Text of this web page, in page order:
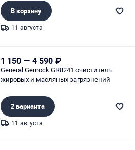
В корзину
11 августа
1 150 — 4 590 ₽
General Genrock GR8241 очиститель
жировых и масляных загрязнений
2 варианта
11 августа